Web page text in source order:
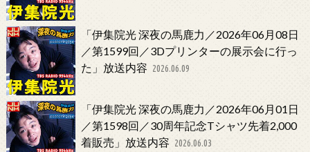
「伊集院光 深夜の馬鹿力／2026年06月08日
／第1599回／3Dプリンターの展示会に行っ
た」放送内容 2026.06.09
「伊集院光 深夜の馬鹿力／2026年06月01日
／第1598回／30周年記念Tシャツ先着2,000
着販売」放送内容 2026.06.03